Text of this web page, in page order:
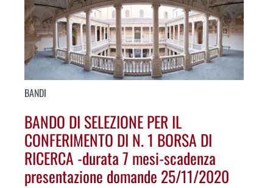
BANDI
BANDO DI SELEZIONE PER IL
CONFERIMENTO DI N. 1 BORSA DI
RICERCA -durata 7 mesi-scadenza
presentazione domande 25/11/2020